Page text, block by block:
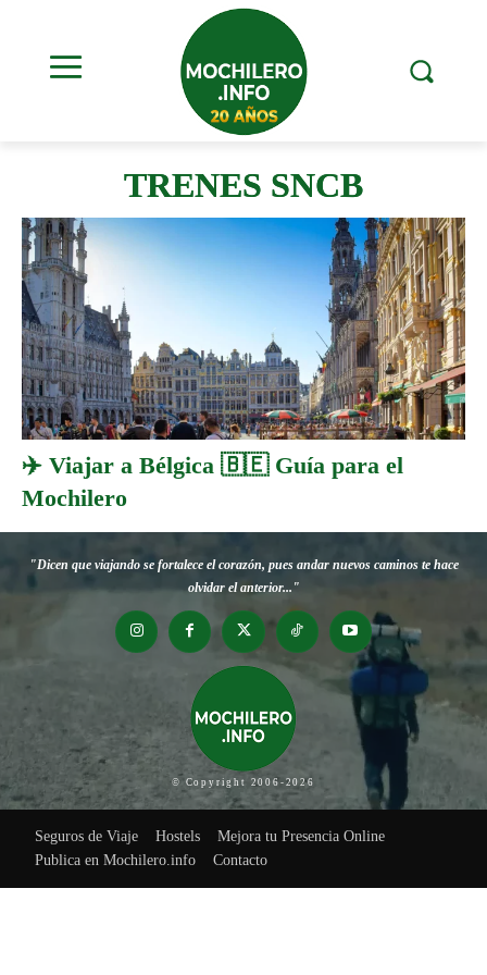
TRENES SNCB
✈️ Viajar a Bélgica 🇧🇪 Guía para el
Mochilero
"Dicen que viajando se fortalece el corazón, pues andar nuevos caminos te hace
olvidar el anterior..."
© Copyright 2006-2026
Seguros de Viaje Hostels
Mejora tu Presencia Online
Publica en Mochilero.info
Contacto